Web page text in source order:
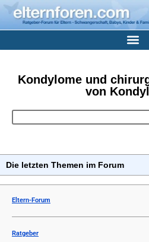
Kondylome und
von
Die letzten Themen im Forum
Eltern-Forum
Ratgeber